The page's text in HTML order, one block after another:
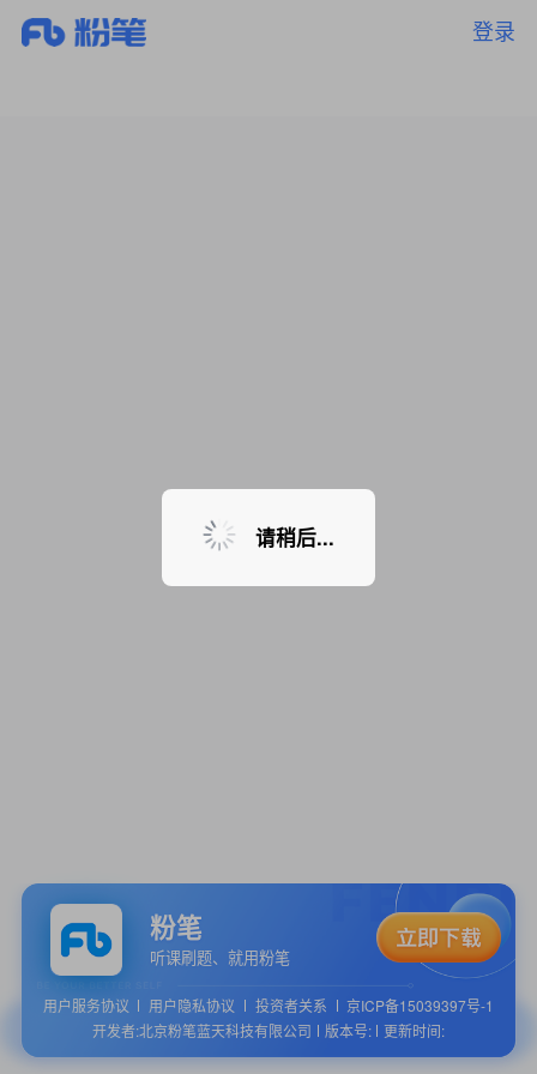
登录
暂无课程，敬请期待
粉笔
听课刷题、就用粉笔
用户服务协议 用户隐私协议 投资者关系
京ICP备15039397号-1
开发者:北京粉笔蓝天科技有限公司
版本号: 更新时间:
请稍后...